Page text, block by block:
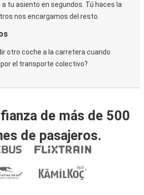
a tu asiento en segundos. Tú haces la
nos encargamos del resto.
otro coche a la carretera cuando
el transporte colectivo?
de más de 500
de pasajeros.